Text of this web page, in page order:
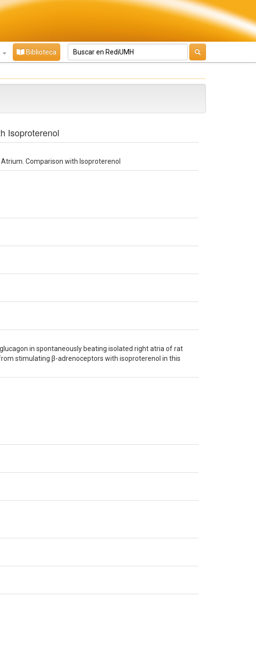
Biblioteca
Isoproterenol
Comparison with Isoproterenol
in spontaneously beating isolated right atria of rat
stimulating β-adrenoceptors with isoproterenol in this